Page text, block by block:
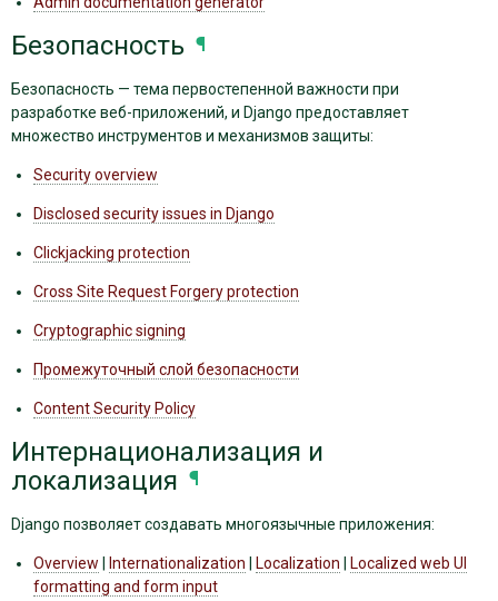
Безопасность ¶
Безопасность — тема первостепенной важности при
разработке веб-приложений, и Django предоставляет
множество инструментов и механизмов защиты:
Security overview
Disclosed security issues in Django
Clickjacking protection
Cross Site Request Forgery protection
Cryptographic signing
Промежуточный слой безопасности
Content Security Policy
Интернационализация и
локализация ¶
Django позволяет создавать многоязычные приложения:
Overview Internationalization Localization
Localized web UI
formatting and form input